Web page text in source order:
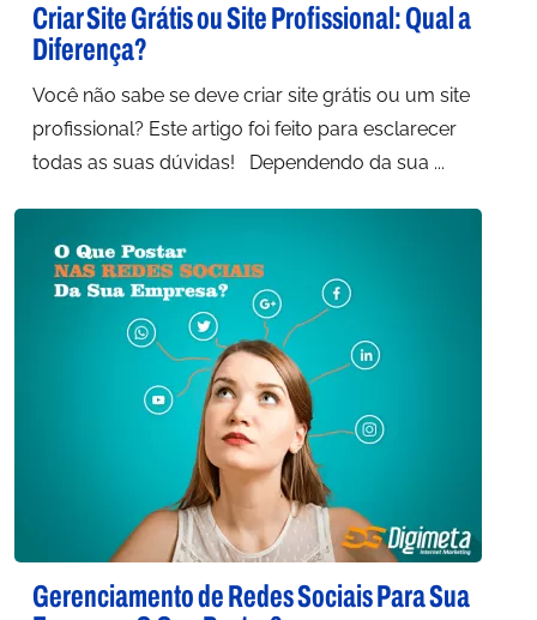
Criar Site Grátis ou Site Profissional: Qual a
Diferença?
Você não sabe se deve criar site grátis ou um site
profissional? Este artigo foi feito para esclarecer
todas as suas dúvidas! Dependendo da sua ...
Gerenciamento de Redes Sociais Para Sua